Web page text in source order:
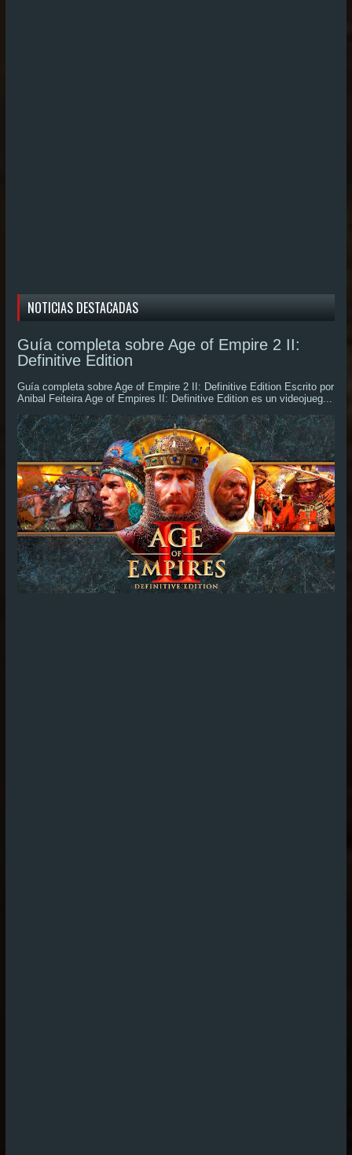
NOTICIAS DESTACADAS
Guía completa sobre Age of Empire 2 II:
Definitive Edition
Guía completa sobre Age of Empire 2 II: Definitive Edition Escrito por
Anibal Feiteira Age of Empires II: Definitive Edition es un videojueg...